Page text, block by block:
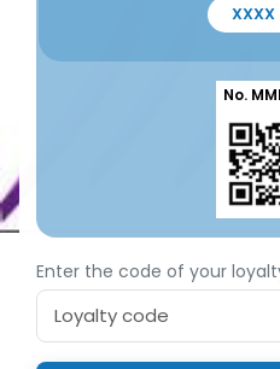
No.
Enter the code of your